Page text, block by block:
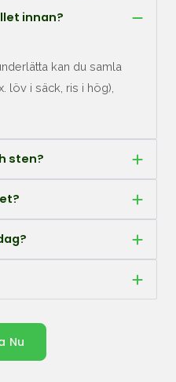
innan?
kan du samla
löv i säck, ris i hög),
sten?
Nu